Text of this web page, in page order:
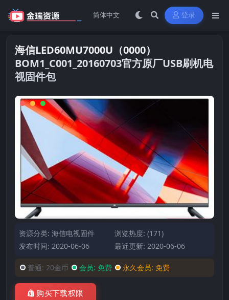
登录
海信LED60MU7000U（0000）
BOM1_C001_20160703官方原厂USB刷机电
视固件包
资源分类: 海信电视固件
浏览热度: (171)
发布时间: 2020-06-06
最近更新: 2020-06-06
普通: 20金币 会员: 免费 永久会员: 免费
购买下载权限